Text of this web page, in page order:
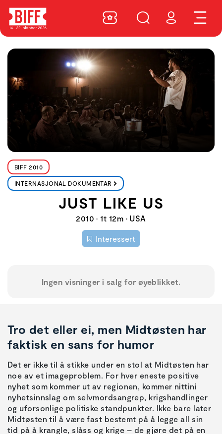
BIFF 2010
INTERNASJONAL DOKUMENTAR
JUST LIKE US
2010 • 1t 12m • USA
Interessert
Ingen visninger i salg for øyeblikket.
Tro det eller ei, men Midtøsten har
faktisk en sans for humor
Det er ikke til å stikke under en stol at Midtøsten har
noe av et imageproblem. For hver eneste positive
nyhet som kommer ut av regionen, kommer nittini
nyhetsinnslag om selvmordsangrep, krigshandlinger
og uforsonlige politiske standpunkter. Ikke bare later
Midtøsten til å være fast bestemt på å legge all sin
tid på å krangle, slåss og krige – de gjøre det på en